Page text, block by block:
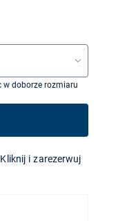
w doborze rozmiaru
i zarezerwuj